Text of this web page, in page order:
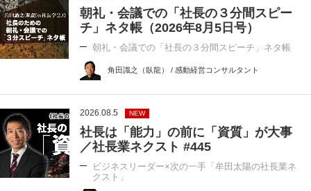
朝礼・会議での「社長の３分間スピー
チ」ネタ帳（2026年8月5日号）
朝礼・会議での「社長の３分間スピーチ」ネタ帳
角田識之（臥龍） / 感動経営コンサルタント
2026.08.5 NEW
社長は「能力」の前に「資質」が大事
／社長業ネクスト #445
ビジネスリーダー×次の一手「牟田太陽の社長業ネ
クスト」